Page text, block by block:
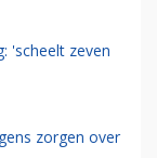
'scheelt zeven
zorgen over